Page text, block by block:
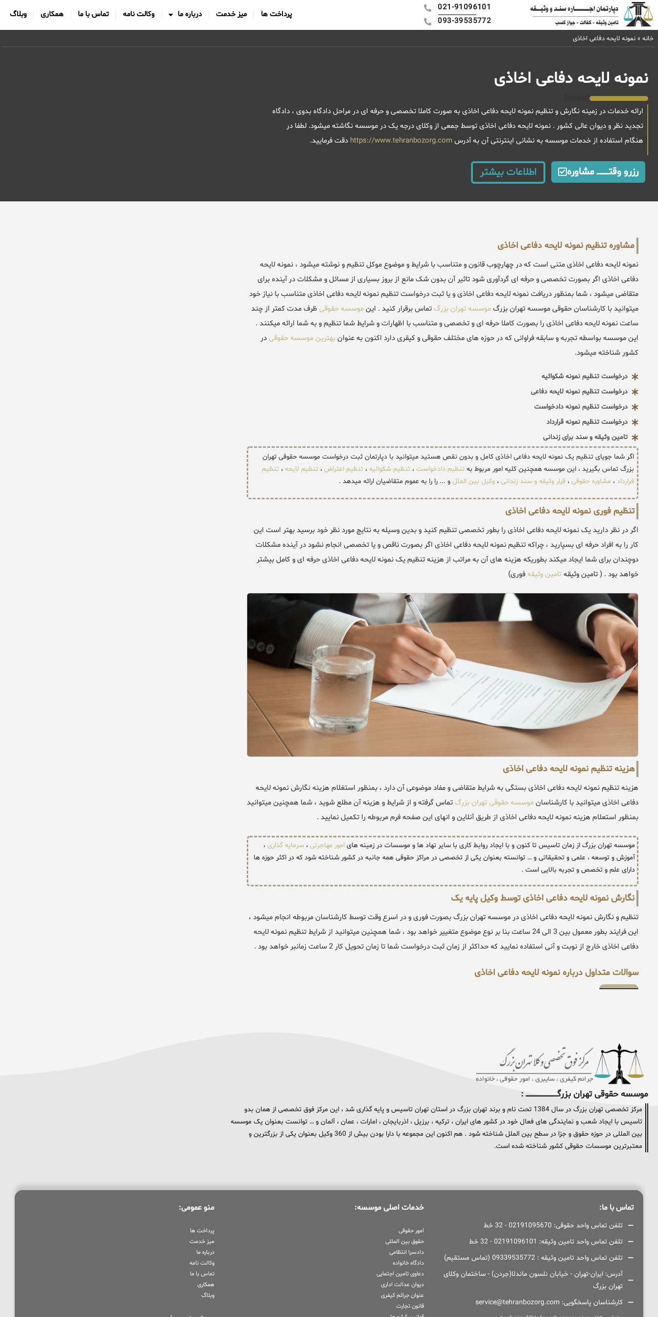
021-91096101
093-39535772
پرداخت ها میز خدمت درباره ما وکالت نامه تماس با ما همکاری وبلاگ
خانه » نمونه لایحه دفاعی اخاذی
نمونه لایحه دفاعی اخاذی
ارائه خدمات در زمینه نگارش و تنظیم نمونه لایحه دفاعی اخاذی به صورت کاملا تخصصی و حرفه ای در مراحل دادگاه بدوی ، دادگاه
تجدید نظر و دیوان عالی کشور . نمونه لایحه دفاعی اخاذی توسط جمعی از وکلای درجه یک در موسسه نگاشته میشود. لطفا در
هنگام استفاده از خدمات موسسه به نشانی اینترنتی آن به آدرس https://www.tehranbozorg.com دقت فرمایید.
رزرو وقتــــــــــــ مشاوره اطلاعات بیشتر
مشاوره تنظیم نمونه لایحه دفاعی اخاذی
نمونه لایحه دفاعی اخاذی متنی است که در چهارچوب قانون و متناسب با شرایط و موضوع موکل تنظیم و نوشته میشود ، نمونه لایحه
دفاعی اخاذی اگر بصورت تخصصی و حرفه ای گردآوری شود تاثیر آن بدون شک مانع از بروز بسیاری از مسائل و مشکلات در آینده برای
متقاضی میشود ، شما بمنظور دریافت نمونه لایحه دفاعی اخاذی و یا ثبت درخواست تنظیم نمونه لایحه دفاعی اخاذی متناسب با نیاز خود
میتوانید با کارشناسان حقوقی موسسه تهران بزرگموسسه تهران بزرگتماس برقرار کنید . اینموسسه حقوقی ظرف مدت کمتر از چند
ساعت نمونه لایحه دفاعی اخاذی را بصورت کاملا حرفه ای و تخصصی و متناسب با اظهارات و شرایط شما تنظیم و به شما ارائه میکنند .
این موسسه بواسطه تجربه و سابقه فراوانی که در حوزه های مختلف حقوقی و کیقری دارد اکنون به عنوانبهترین موسسه حقوقیدر
کشور شناخته میشود.
درخواست تنظیم نمونه شکوائیه
درخواست تنظیم نمونه لایحه دفاعی
درخواست تنظیم نمونه دادخواست
درخواست تنظیم نمونه قرارداد
تامین وثیقه و سند برای زندانی
اگر شما جویای تنظیم یک نمونه لایحه دفاعی اخاذی کامل و بدون نقص هستید میتوانید با دپارتمان ثبت درخواست موسسه حقوقی تهران
بزرگ تماس بگیرید ، این موسسه همچنین کلیه امور مربوط به تنظیم دادخواست ، تنظیم شکوائیه ، تنظیم اعتراض ، تنظیم لایحه ، تنظیم
قرارداد ، مشاوره حقوقی ، قرار وثیقه و سند زندانی ، وکیل بین الملل و ... را را به عموم متقاضیان ارائه میدهد .
تنظیم فوری نمونه لایحه دفاعی اخاذی
اگر در نظر دارید یک نمونه لایحه دفاعی اخاذی را بطور تخصصی تنظیم کنید و بدین وسیله به نتایج مورد نظر خود برسید بهتر است این
کار را به افراد حرفه ای بسپارید ، چراکه تنظیم نمونه لایحه دفاعی اخاذی اگر بصورت ناقص و یا تخصصی انجام نشود در آینده مشکلات
دوچندان برای شما ایجاد میکند بطوریکه هزینه های آن به مراتب از هزینه تنظیم یک نمونه لایحه دفاعی اخاذی حرفه ای و کامل بیشتر
خواهد بود . ( تامین وثیقهتامین وثیقهفوری)
هزینه تنظیم نمونه لایحه دفاعی اخاذی
هزینه تنظیم نمونه لایحه دفاعی اخاذی بستگی به شرایط متقاضی و مفاد موضوعی آن دارد ، بمنظور استغلام هزینه نگارش نمونه لایحه
دفاعی اخاذی میتوانید با کارشناسانموسسه حقوقی تهران بزرگتماس گرفته و از شرایط و هزینه آن مطلع شوید ، شما همچنین میتوانید
بمنظور استعلام هزینه نمونه لایحه دفاعی اخاذی از طریق آنلاین و انهای این صفحه فرم مربوطه را تکمیل نمایید .
موسسه تهران بزرگ از زمان تاسیس تا کنون و با ایجاد روابط کاری با سایر نهاد ها و موسسات در زمینه های امور مهاجرتی ، سرمایه گذاری ،
آموزش و توسعه ، علمی و تحقیقاتی و … توانسته بعنوان یکی از تخصصی در مراکز حقوقی همه جانبه در کشور شناخته شود که در اکثر حوزه ها
دارای علم و تخصص و تجربه بالایی است .
نگارش نمونه لایحه دفاعی اخاذی توسط وکیل پایه یک
تنظیم و نگارش نمونه لایحه دفاعی اخاذی در موسسه تهران بزرگ بصورت فوری و در اسرع وقت توسط کارشناسان مربوطه انجام میشود ،
این فرایند بطور معمول بین 3 الی 24 ساعت بنا بر نوع موضوع متغییر خواهد بود ، شما همچنین میتوانید از شرایط تنظیم نمونه لایحه
دفاعی اخاذی خارج از نوبت و آنی استفاده نمایید که حداکثر از زمان ثبت درخواست شما تا زمان تحویل کار 2 ساعت زمانبر خواهد بود .
سوالات متداول درباره نمونه لایحه دفاعی اخاذی
موسسه حقوقی تهران بزرگــــــــــــــــــــــــــــــــ :
مرکز تخصصی تهران بزرگ در سال 1384 تحت نام و برند تهران بزرگ در استان تهران تاسیس و پایه گذاری شد ، این مرکز فوق تخصصی از همان بدو
تاسیس با ایجاد شعب و نمایندگی های فعال خود در کشور های ایران ، ترکیه ، برزیل ، اذربایجان ، امارات ، عمان ، آلمان و … توانست بعنوان یک موسسه
بین المللی در حوزه حقوق و جزا در سطح بین الملل شناخته شود . هم اکنون این مجموعه با دارا بودن بیش از 360 وکیل بعنوان یکی از بزرگترین و
معتبرترین موسسات حقوقی کشور شناخته شده است.
تماس با ما:
تلفن تماس واحد حقوقی: 02191095670 - 32 خط
تلفن تماس واحد تامین وثیقه: 02191096101 - 32 خط
تلفن تماس واحد تامین وثیقه : 09339535772 (تماس مستقیم)
آدرس: ایران-تهران - خیابان نلسون ماندلا(جردن) - ساختمان وکلای
تهران بزرگ
کارشناسان پاسخگویی: service@tehranbozorg.com
خدمات اصلی موسسه:
امور حقوقی
حقوق بین المللی
دادسرا انتظامی
دادگاه خانواده
دعاوی تامین اجتمایی
دیوان عدالت اداری
عنوان جرائم کیفری
قانون تجارت
منو عمومی:
پرداخت ها
میز خدمت
درباره ما
وکالت نامه
تماس با ما
همکاری
وبلاگ